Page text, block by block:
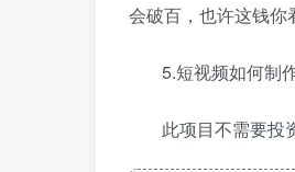
会破百，也许这钱你
5.短视频如何制
此项目不需要投